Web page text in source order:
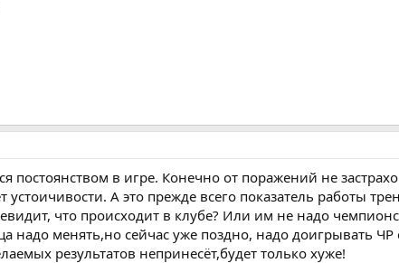
постоянством в игре. Конечно от поражений не
А это прежде всего показатель работы
что происходит в клубе? Или им не надо
менять,но сейчас уже поздно, надо доигрывать ЧР
результатов непринесёт,будет только хуже!